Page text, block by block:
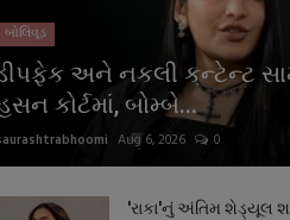
બોલિવૂડ
અને નકલી કન્ટેન્ટ
કોર્ટમાં, બોમ્બે...
Aug 6, 2026 0
'રાકા'નું અંતિમ શેડ્યૂલ